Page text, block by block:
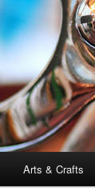
Arts & Crafts